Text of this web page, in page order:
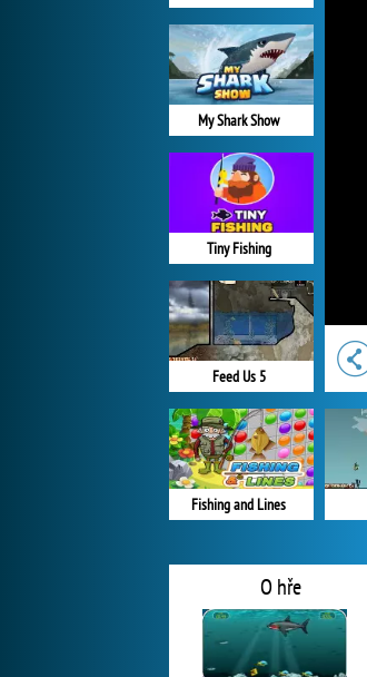
My Shark Show
Tiny Fishing
Feed Us 5
Fishing and Lines
O hře